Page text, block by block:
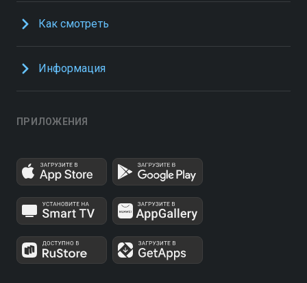
Как смотреть
Информация
ПРИЛОЖЕНИЯ